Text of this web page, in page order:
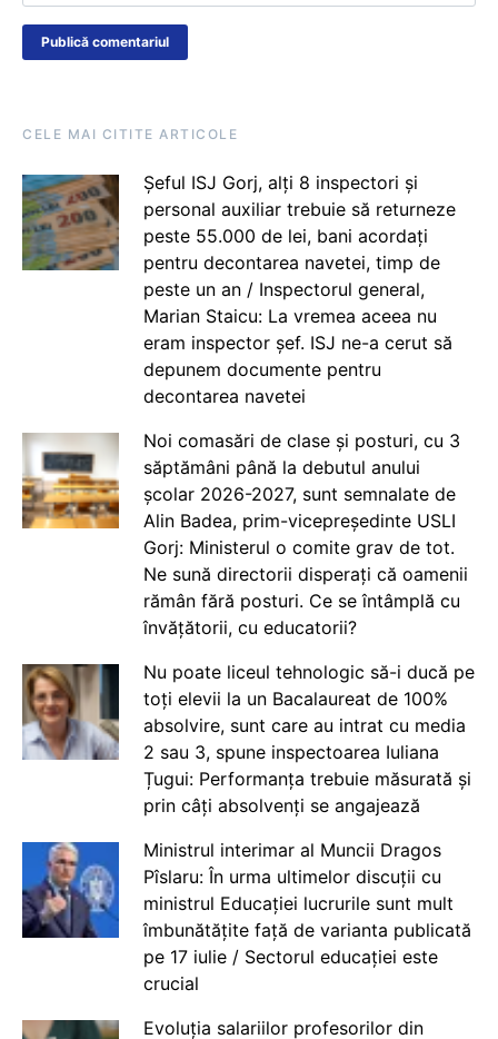
CELE MAI CITITE ARTICOLE
Șeful ISJ Gorj, alți 8 inspectori și
personal auxiliar trebuie să returneze
peste 55.000 de lei, bani acordați
pentru decontarea navetei, timp de
peste un an / Inspectorul general,
Marian Staicu: La vremea aceea nu
eram inspector șef. ISJ ne-a cerut să
depunem documente pentru
decontarea navetei
Noi comasări de clase și posturi, cu 3
săptămâni până la debutul anului
școlar 2026-2027, sunt semnalate de
Alin Badea, prim-vicepreședinte USLI
Gorj: Ministerul o comite grav de tot.
Ne sună directorii disperați că oamenii
rămân fără posturi. Ce se întâmplă cu
învățătorii, cu educatorii?
Nu poate liceul tehnologic să-i ducă pe
toți elevii la un Bacalaureat de 100%
absolvire, sunt care au intrat cu media
2 sau 3, spune inspectoarea Iuliana
Țugui: Performanța trebuie măsurată și
prin câți absolvenți se angajează
Ministrul interimar al Muncii Dragos
Pîslaru: În urma ultimelor discuții cu
ministrul Educației lucrurile sunt mult
îmbunătățite față de varianta publicată
pe 17 iulie / Sectorul educației este
crucial
Evoluția salariilor profesorilor din